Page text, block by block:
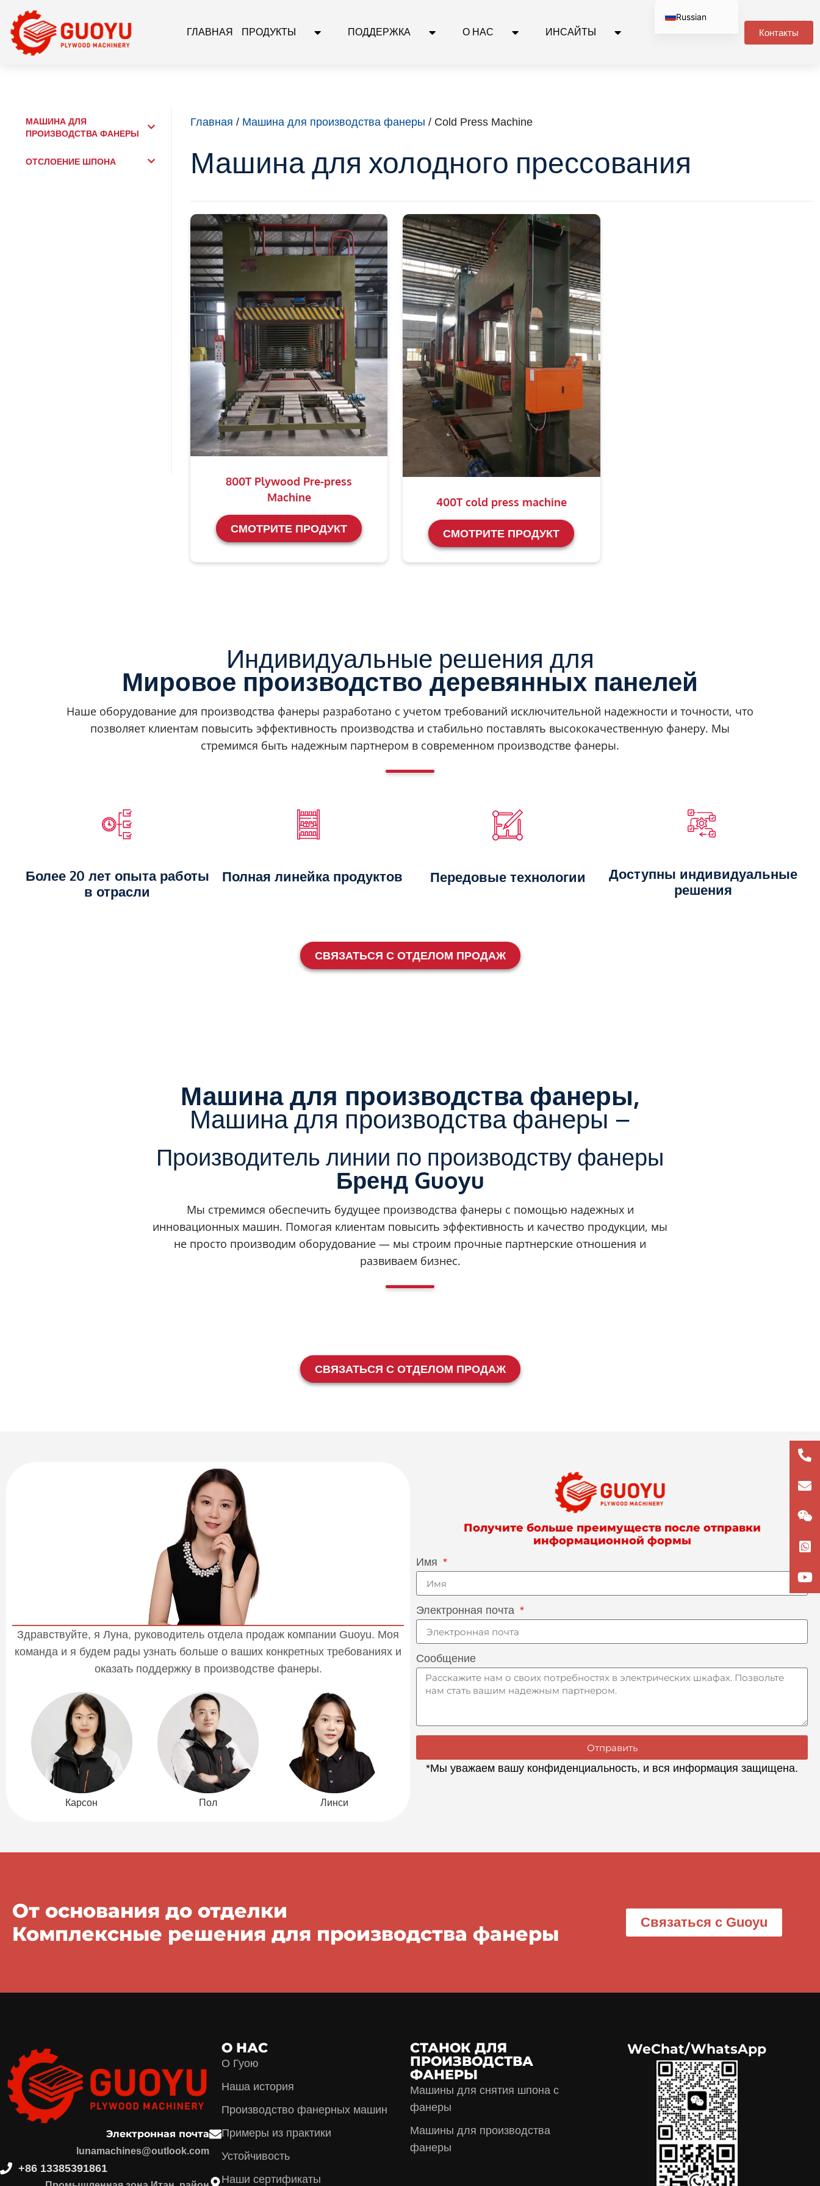
ГЛАВНАЯ ПРОДУКТЫ ПОДДЕРЖКА О НАС ИНСАЙТЫ Контакты
МАШИНА ДЛЯ
ПРОИЗВОДСТВА ФАНЕРЫ
ОТСЛОЕНИЕ ШПОНА
Главная / Машина для производства фанеры / Cold Press Machine
Машина для холодного прессования
800T Plywood Pre-press
Machine
СМОТРИТЕ ПРОДУКТ
400T cold press machine
СМОТРИТЕ ПРОДУКТ
Индивидуальные решения для
Мировое производство деревянных панелей
Наше оборудование для производства фанеры разработано с учетом требований исключительной надежности и точности, что
позволяет клиентам повысить эффективность производства и стабильно поставлять высококачественную фанеру. Мы
стремимся быть надежным партнером в современном производстве фанеры.
Более 20 лет опыта работы
в отрасли
Полная линейка продуктов Передовые технологии
Доступны индивидуальные
решения
СВЯЗАТЬСЯ С ОТДЕЛОМ ПРОДАЖ
Машина для производства фанеры,
Машина для производства фанеры –
Производитель линии по производству фанеры
Бренд Guoyu
Мы стремимся обеспечить будущее производства фанеры с помощью надежных и
инновационных машин. Помогая клиентам повысить эффективность и качество продукции, мы
не просто производим оборудование — мы строим прочные партнерские отношения и
развиваем бизнес.
СВЯЗАТЬСЯ С ОТДЕЛОМ ПРОДАЖ
Здравствуйте, я Луна, руководитель отдела продаж компании Guoyu. Моя
команда и я будем рады узнать больше о ваших конкретных требованиях и
оказать поддержку в производстве фанеры.
Карсон Пол Линси
Получите больше преимуществ после отправки
информационной формы
Имя
Электронная почта
Сообщение
Отправить
*Мы уважаем вашу конфиденциальность, и вся информация защищена.
От основания до отделки
Комплексные решения для производства фанеры
Связаться с Guoyu
Электронная почта
lunamachines@outlook.com
+86 13385391861
О НАС
О Гуою
Наша история
Производство фанерных машин
Примеры из практики
Устойчивость
Наши сертификаты
СТАНОК ДЛЯ
ПРОИЗВОДСТВА
ФАНЕРЫ
Машины для снятия шпона с
фанеры
Машины для производства
фанеры
WeChat/WhatsApp
+86
Russian